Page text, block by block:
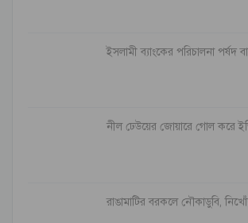
ইসলামী ব্যাংকের পরিচালনা পর্ষদ
নীল ঢেউয়ের জোয়ারে গোল করে
রাঙামাটির বরকলে নৌকাডুবি,